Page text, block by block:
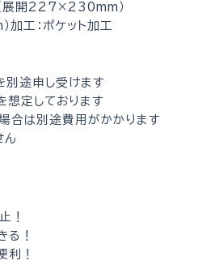
展開227×230mm）
加工：ポケット加工
別途申し受けます
想定しております
合は別途費用がかかります
ん
！
る！
利！